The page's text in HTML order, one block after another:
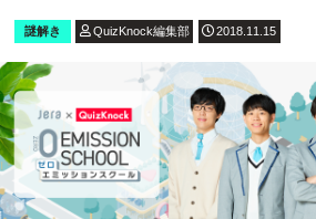
謎解き QuizKnock編集部 2018.11.15